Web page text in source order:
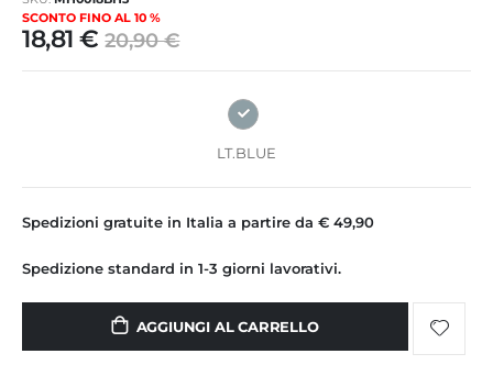
immagini
SCONTO FINO AL 10 %
18,81 € 20,90 €
LT.BLUE
Spedizioni gratuite in Italia a partire da € 49,90
Spedizione standard in 1-3 giorni lavorativi.
AGGIUNGI AL CARRELLO